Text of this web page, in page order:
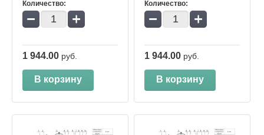
Количество:
− +
1 944.00 руб.
В корзину
Количество:
− +
1 944.00 руб.
В корзину